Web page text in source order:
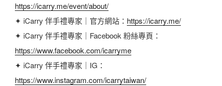
https://icarry.me/event/about/
✦ iCarry 伴手禮專家｜官方網站： https://icarry.me/
✦ iCarry 伴手禮專家｜Facebook 粉絲專頁：
https://www.facebook.com/icarryme
✦ iCarry 伴手禮專家｜IG：
https://www.instagram.com/icarrytaiwan/